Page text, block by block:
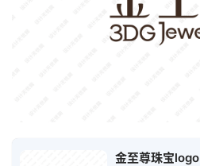
金至尊珠宝logo